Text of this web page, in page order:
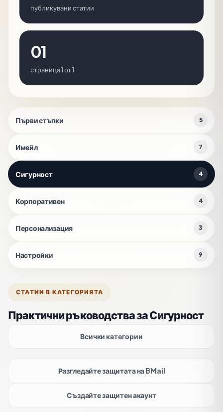
публикувани статии
01
страница 1 от 1
Първи стъпки 5
Имейл 7
Сигурност 4
Корпоративен 4
Персонализация 3
Настройки 9
СТАТИИ В КАТЕГОРИЯТА
Практични ръководства за Сигурност
Всички категории
Разгледайте защитата на BMail
Създайте защитен акаунт